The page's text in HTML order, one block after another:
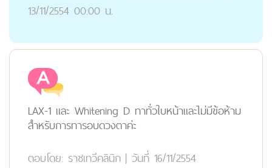
13/11/2554 00:00 น.
LAX-1 และ Whitening D ทาทั่วใบหน้าและไม่มีข้อห้าม
สำหรับการทารอบดวงตาค่ะ
ตอบโดย: ราชเทวีคลินิก | วันที่ 16/11/2554